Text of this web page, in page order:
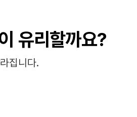
유리할까요?
집니다.